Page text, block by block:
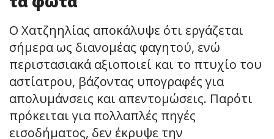
Ο Χατζηηλίας αποκάλυψε ότι εργάζεται
σήμερα ως διανομέας φαγητού, ενώ
περιστασιακά αξιοποιεί και το πτυχίο του
αστίατρου, βάζοντας υπογραφές για
απολυμάνσεις και απεντομώσεις. Παρότι
πρόκειται για πολλαπλές πηγές
εισοδήματος, δεν έκρυψε την